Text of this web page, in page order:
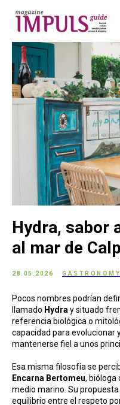
Hydra, sabor
al mar de
28.05.2026
Pocos nombres podrían
llamado Hydra y situado
referencia biológica o
capacidad para evolucionar
mantenerse fiel a unos
Esa misma filosofía se
Encarna Bertomeu, bióloga
medio marino. Su
equilibrio entre el respeto